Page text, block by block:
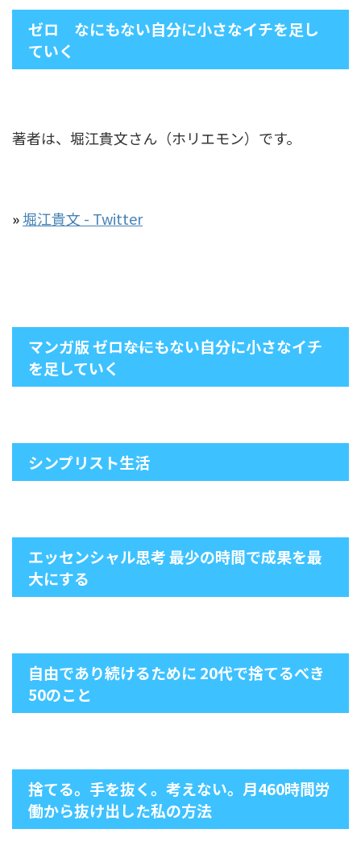
ゼロ なにもない自分に小さなイチを足し
ていく
著者は、堀江貴文さん（ホリエモン）です。
»堀江貴文 - Twitter
マンガ版 ゼロ――なにもない自分に小さなイチ
を足していく
シンプリスト生活
エッセンシャル思考 最少の時間で成果を最
大にする
自由であり続けるために 20代で捨てるべき
50のこと
捨てる。手を抜く。考えない。月460時間労
働から抜け出した私の方法